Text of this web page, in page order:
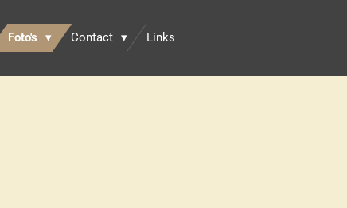
Foto's Contact Links